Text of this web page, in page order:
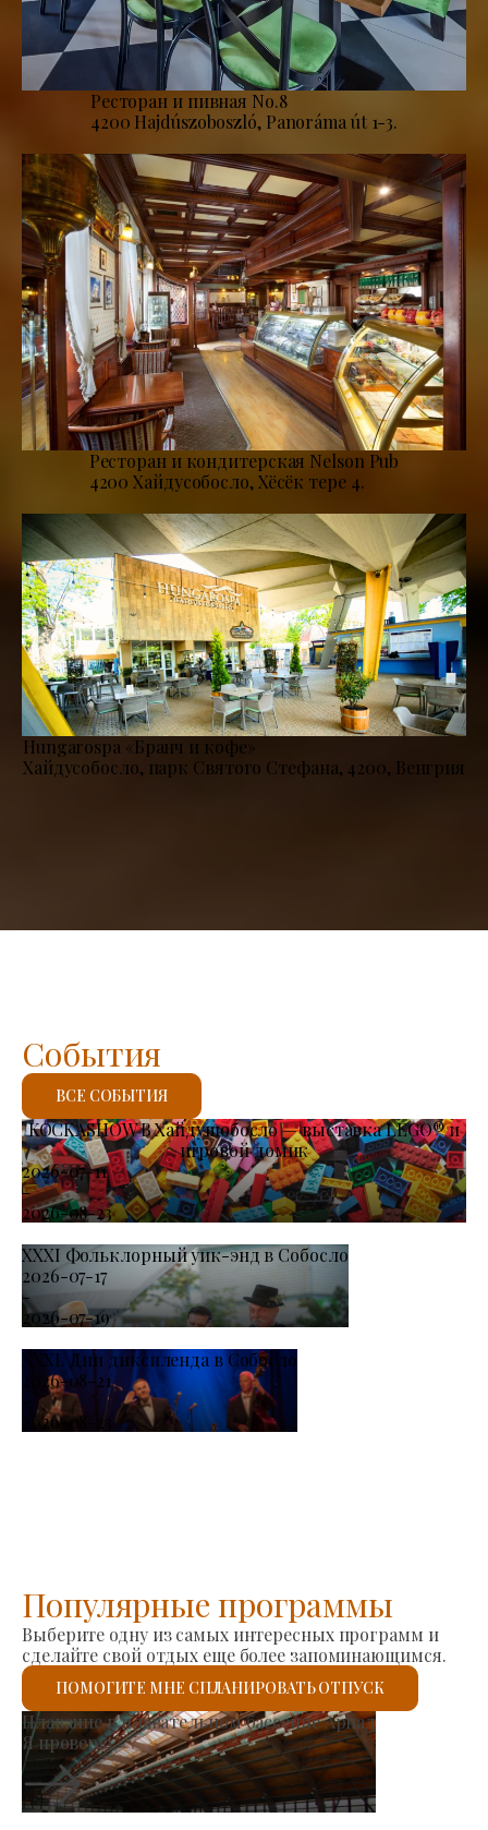
Ресторан и пивная No.8
4200 Hajdúszoboszló, Panoráma út 1-3.
Ресторан и кондитерская Nelson Pub
4200 Хайдусобосло, Хёсёк тере 4.
Hungarospa «Бранч и кофе»
Хайдусобосло, парк Святого Стефана, 4200, Венгрия
KOCKASHOW В Хайдушобосло — выставка LEGO® и
игровой домик
2026-07-11
-
2026-08-23
XXXI Фольклорный уик-энд в Собосло
2026-07-17
-
2026-07-19
XXXI. Дни диксиленда в Собосло
2026-08-21
-
2026-08-23
События
ВСЕ СОБЫТИЯ
Популярные программы
Выберите одну из самых интересных программ и
сделайте свой отдых еще более запоминающимся.
ПОМОГИТЕ МНЕ СПЛАНИРОВАТЬ ОТПУСК
Рынок производителей
Я проверю.